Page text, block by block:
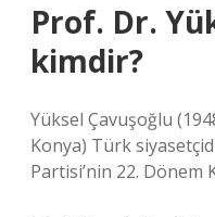
Prof. Dr.
kimdir?
Yüksel Çavuşoğlu
Konya) Türk
Partisi’nin 22. Dönem